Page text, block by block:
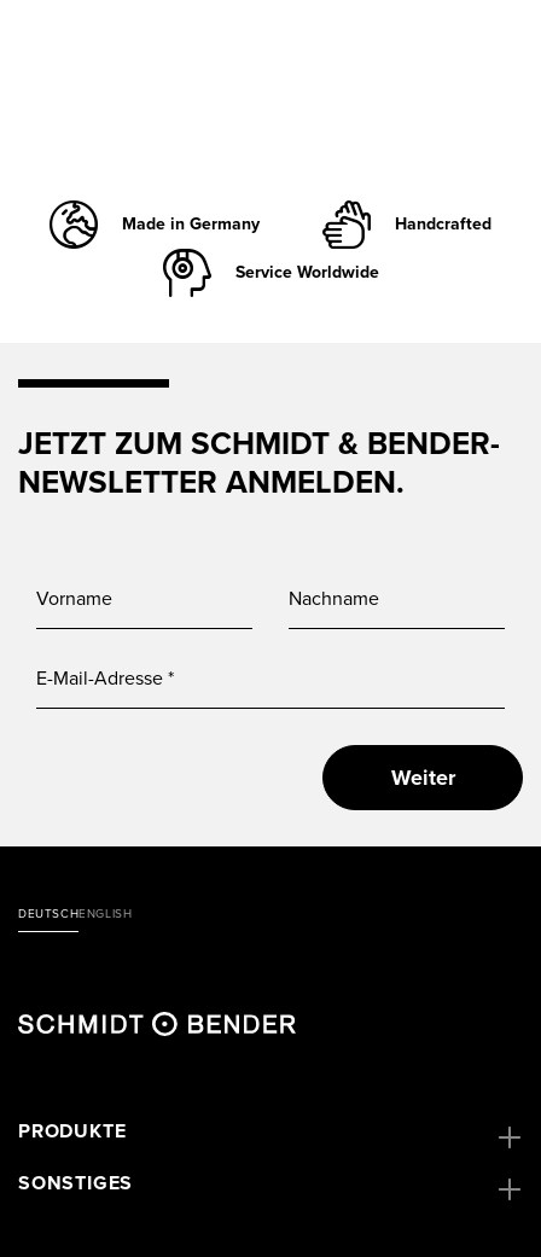
Made in Germany
Handcrafted
Service Worldwide
DEUTSCHENGLISH
PRODUKTE
SONSTIGES
JETZT ZUM SCHMIDT & BENDER-
NEWSLETTER ANMELDEN.
Weiter